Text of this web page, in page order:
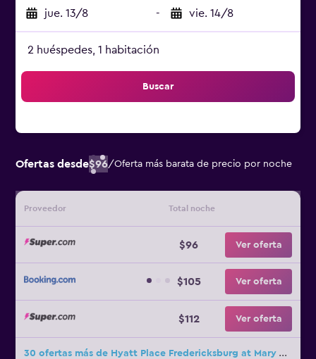
jue. 13/8 - vie. 14/8
2 huéspedes, 1 habitación
Buscar
Ofertas desde$96/Oferta más barata de precio por noche
Proveedor Total noche
$96 Ver oferta
$105 Ver oferta
$112 Ver oferta
30 ofertas más de Hyatt Place Fredericksburg at Mary Washington